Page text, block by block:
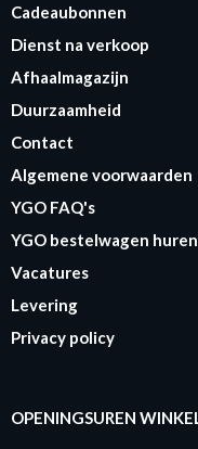
Cadeaubonnen
Dienst na verkoop
Afhaalmagazijn
Duurzaamheid
Contact
Algemene voorwaarden
YGO FAQ's
YGO bestelwagen huren
Vacatures
Levering
Privacy policy
OPENINGSUREN WINKEL